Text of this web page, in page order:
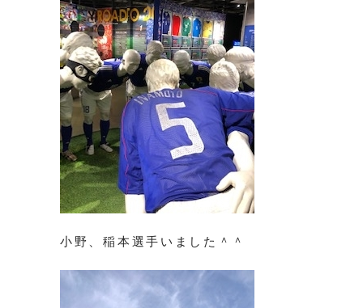
小野、稲本選手いました＾＾